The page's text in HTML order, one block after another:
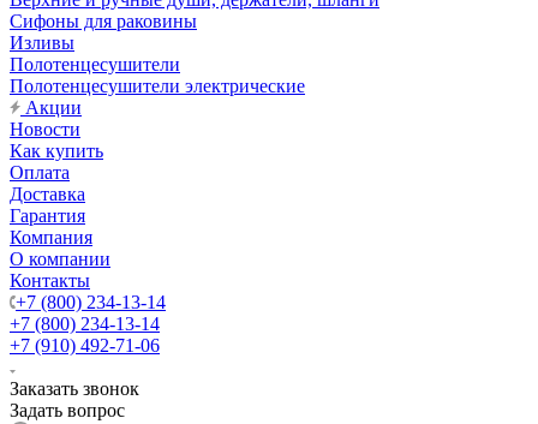
Сифоны для раковины
Изливы
Полотенцесушители
Полотенцесушители электрические
Акции
Новости
Как купить
Оплата
Доставка
Гарантия
Компания
О компании
Контакты
+7 (800) 234-13-14
+7 (800) 234-13-14
+7 (910) 492-71-06
Заказать звонок
Задать вопрос